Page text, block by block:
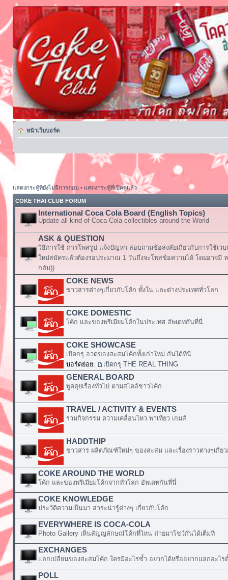
หน้าเว็บบอร์ด
แสดงกระทู้ที่ยังไม่มีการตอบ• แสดงกระทู้ที่เปิดดูแล้ว
COKE THAI CLUB FORUM
International Coca Cola Board (English Topics)
Update all kind of Coca Cola collectibles around the World
ASK & QUESTION
วิธีการใช้ การโพสรูป แจ้งปัญหา สอบถามข้อสงสัยเกี่ยวกับการใช้เว
ใหม่สมัครแล้วต้องรอประมาณ 1 วันถึงจะโพสข้อความได้ โดยอาจมี
กลับ))
COKE NEWS
ข่าวสารต่างๆเกี่ยวกับโค้ก ทั้งใน และต่างประเทศทั่วโลก
COKE DOMESTIC
โค้ก และของพรีเมียมโค้กในประเทศ อัพเดทกันที่นี่
COKE SHOWCASE
เปิดกรุ อวดของสะสมโค้กทั้งเก่าใหม่ กันได้ที่นี่
บอร์ดย่อย:
เปิดกรุ THE REAL THING
GENERAL BOARD
พูดคุยเรื่องทั่วไป ตามสไตล์ชาวโค้ก
TRAVEL / ACTIVITY & EVENTS
รวมกิจกรรม ความเคลื่อนไหว พาเที่ยว เกมส์
HADDTHIP
ข่าวสาร ผลิตภัณฑ์ใหม่ๆ ของสะสม และเรื่องราวต่างๆเกี่ย
COKE AROUND THE WORLD
โค้ก และของพรีเมียมโค้กจากทั่วโลก อัพเดทกันที่นี่
COKE KNOWLEDGE
ประวัติความเป็นมา สาระน่ารู้ต่างๆ เกี่ยวกับโค้ก
EVERYWHERE IS COCA-COLA
Photo Gallery เห็นสัญญลักษณ์โค้กที่ไหน ถ่ายมาโชว์กันได้เต็มที่
EXCHANGES
แลกเปลี่ยนของสะสมโค้ก ใครมีอะไรซ้ำ อยากได้หรืออยากแลกอะไร
POLL